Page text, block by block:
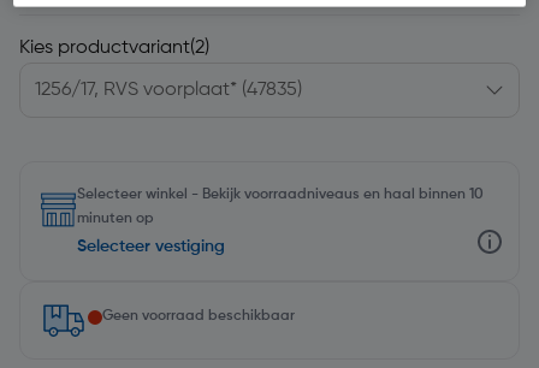
Kies productvariant(2)
Selecteer winkel - Bekijk voorraadniveaus en haal binnen 10
minuten op
Selecteer vestiging
Geen voorraad beschikbaar